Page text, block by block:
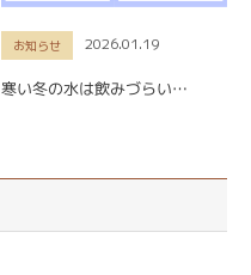
お知らせ 2026.01.19
寒い冬の水は飲みづらい…